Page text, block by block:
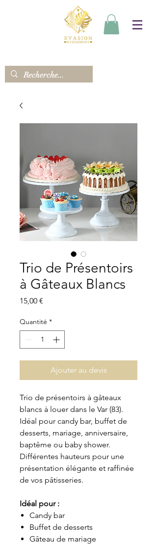
Trio de Présentoirs
à Gâteaux Blancs
15,00 €
Quantité *
Ajouter au devis
Trio de présentoirs à gâteaux
blancs à louer dans le Var (83).
Idéal pour candy bar, buffet de
desserts, mariage, anniversaire,
baptême ou baby shower.
Différentes hauteurs pour une
présentation élégante et raffinée
de vos pâtisseries.
Idéal pour :
Candy bar
Buffet de desserts
Gâteau de mariage